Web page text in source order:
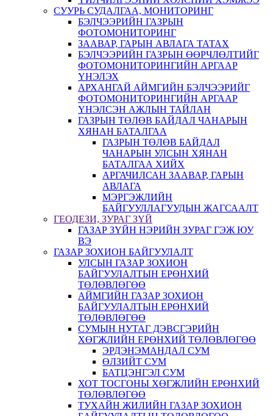
СУУРЬ СУДАЛГАА, МОНИТОРИНГ
БЭЛЧЭЭРИЙН ГАЗРЫН
ФОТОМОНИТОРИНГ
ЗААВАР, ГАРЫН АВЛАГА ТАТАХ
БЭЛЧЭЭРИЙН ГАЗРЫН ӨӨРЧЛӨЛТИЙГ
ФОТОМОНИТОРИНГИЙН АРГААР
ҮНЭЛЭХ
АРХАНГАЙ АЙМГИЙН БЭЛЧЭЭРИЙГ
ФОТОМОНИТОРИНГИЙН АРГААР
ҮНЭЛСЭН АЖЛЫН ТАЙЛАН
ГАЗРЫН ТӨЛӨВ БАЙДАЛ ЧАНАРЫН
ХЯНАН БАТАЛГАА
ГАЗРЫН ТӨЛӨВ БАЙДАЛ
ЧАНАРЫН УЛСЫН ХЯНАН
БАТАЛГАА ХИЙХ
АРГАЧИЛСАН ЗААВАР, ГАРЫН
АВЛАГА
МЭРГЭЖЛИЙН
БАЙГУУЛЛАГУУДЫН ЖАГСААЛТ
ГЕОДЕЗИ, ЗУРАГ ЗҮЙ
ГАЗАР ЗҮЙН НЭРИЙН ЗУРАГ ГЭЖ ЮУ
ВЭ
ГАЗАР ЗОХИОН БАЙГУУЛАЛТ
УЛСЫН ГАЗАР ЗОХИОН
БАЙГУУЛАЛТЫН ЕРӨНХИЙ
ТӨЛӨВЛӨГӨӨ
АЙМГИЙН ГАЗАР ЗОХИОН
БАЙГУУЛАЛТЫН ЕРӨНХИЙ
ТӨЛӨВЛӨГӨӨ
СУМЫН НУТАГ ДЭВСГЭРИЙН
ХӨГЖЛИЙН ЕРӨНХИЙ ТӨЛӨВЛӨГӨӨ
ЭРДЭНЭМАНДАЛ СУМ
ӨЛЗИЙТ СУМ
БАТЦЭНГЭЛ СУМ
ХОТ ТОСГОНЫ ХӨГЖЛИЙН ЕРӨНХИЙ
ТӨЛӨВЛӨГӨӨ
ТУХАЙН ЖИЛИЙН ГАЗАР ЗОХИОН